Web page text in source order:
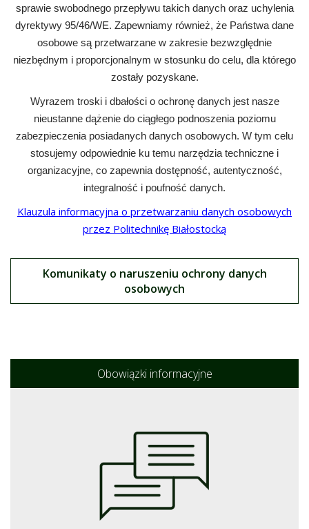
sprawie swobodnego przepływu takich danych oraz uchylenia
dyrektywy 95/46/WE. Zapewniamy również, że Państwa dane
osobowe są przetwarzane w zakresie bezwzględnie
niezbędnym i proporcjonalnym w stosunku do celu, dla którego
zostały pozyskane.
Wyrazem troski i dbałości o ochronę danych jest nasze
nieustanne dążenie do ciągłego podnoszenia poziomu
zabezpieczenia posiadanych danych osobowych. W tym celu
stosujemy odpowiednie ku temu narzędzia techniczne i
organizacyjne, co zapewnia dostępność, autentyczność,
integralność i poufność danych.
Klauzula informacyjna o przetwarzaniu danych osobowych
przez Politechnikę Białostocką
Komunikaty o naruszeniu ochrony danych
osobowych
Obowiązki informacyjne